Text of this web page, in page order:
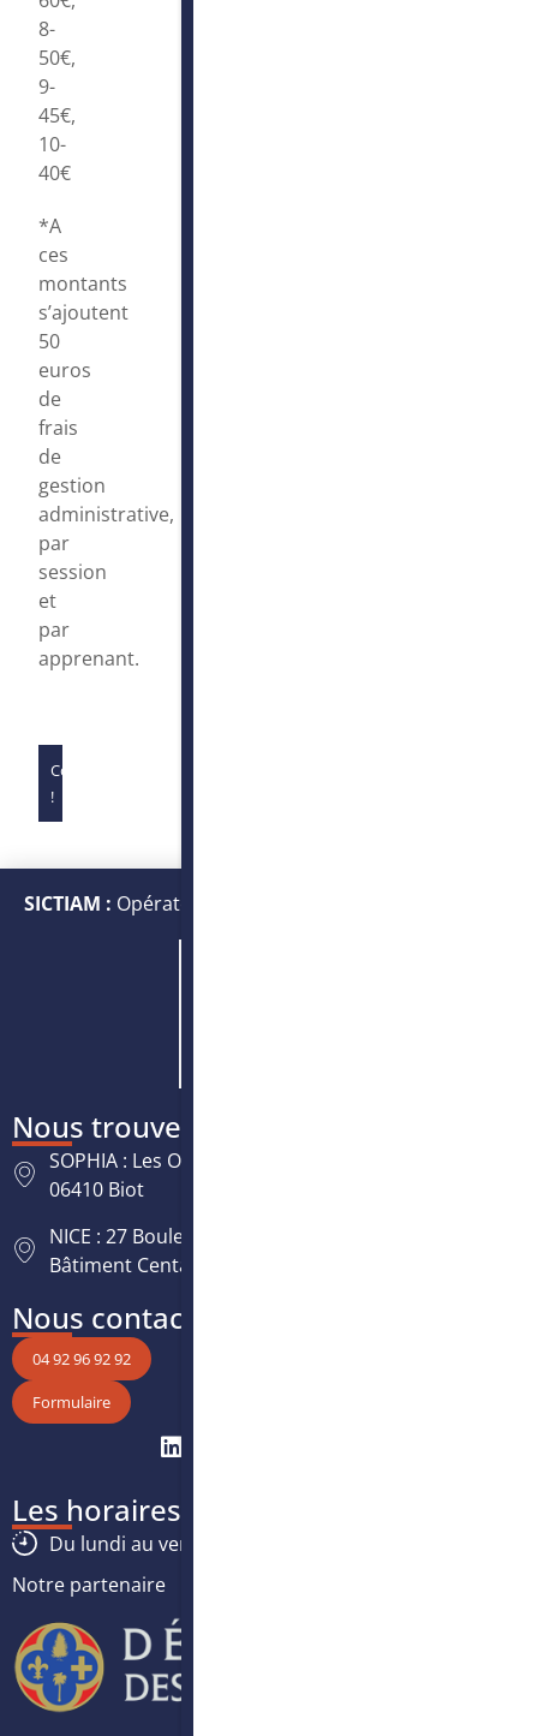
8-
50€,
9-
45€,
10-
40€
*A
ces
montants
s’ajoutent
50
euros
de
frais
de
gestion
administrative,
par
session
et
par
apprenant.
Complet
!
SICTIAM : Opérateur public de services numériques et
Nous trouver
SOPHIA : Les Oréades, 125 rue des Amandiers,
06410 Biot
NICE : 27 Boulevard Paul Montel Nice Leader -
Bâtiment Centaure, 06200 Nice
Nous contacter
04 92 96 92 92
Formulaire
Les horaires
Du lundi au vendredi :
Notre partenaire